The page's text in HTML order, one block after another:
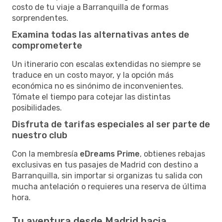
costo de tu viaje a Barranquilla de formas
sorprendentes.
Examina todas las alternativas antes de
comprometerte
Un itinerario con escalas extendidas no siempre se
traduce en un costo mayor, y la opción más
económica no es sinónimo de inconvenientes.
Tómate el tiempo para cotejar las distintas
posibilidades.
Disfruta de tarifas especiales al ser parte de
nuestro club
Con la membresía eDreams Prime, obtienes rebajas
exclusivas en tus pasajes de Madrid con destino a
Barranquilla, sin importar si organizas tu salida con
mucha antelación o requieres una reserva de última
hora.